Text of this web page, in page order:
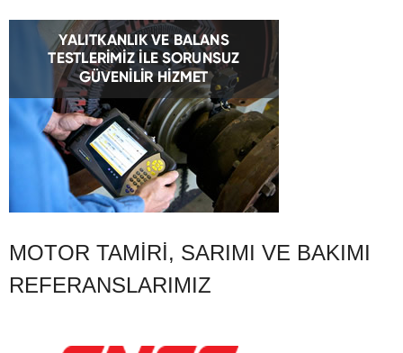
MOTOR TAMIRI, SARIMI VE BAKIMI
REFERANSLARIMIZ